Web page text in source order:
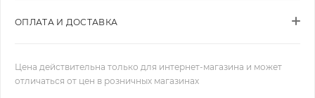
ОПЛАТА И ДОСТАВКА
Цена действительна только для интернет-магазина и может
отличаться от цен в розничных магазинах